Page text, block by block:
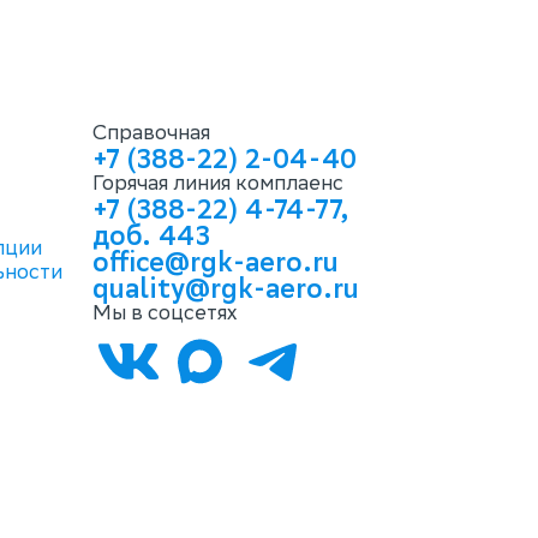
Справочная
+7 (388-22) 2-04-40
Горячая линия комплаенс
+7 (388-22) 4-74-77,
доб. 443
office@rgk-aero.ru
quality@rgk-aero.ru
Мы в соцсетях